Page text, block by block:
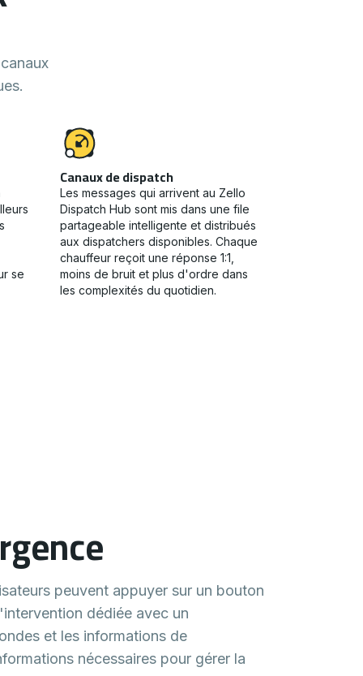
se
Canaux de dispatch
Les messages qui arrivent au Zello
Dispatch Hub sont mis dans une file
partageable intelligente et distribués
aux dispatchers disponibles. Chaque
chauffeur reçoit une réponse 1:1,
moins de bruit et plus d'ordre dans
les complexités du quotidien.
peuvent appuyer sur un bouton
dédiée avec un
et les informations de
nécessaires pour gérer la